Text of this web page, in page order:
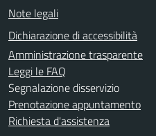
Note legali
Dichiarazione di accessibilità
Amministrazione trasparente
Leggi le FAQ
Segnalazione disservizio
Prenotazione appuntamento
Richiesta d'assistenza